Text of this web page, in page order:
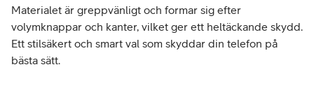
Materialet är greppvänligt och formar sig efter
volymknappar och kanter, vilket ger ett heltäckande skydd.
Ett stilsäkert och smart val som skyddar din telefon på
bästa sätt.